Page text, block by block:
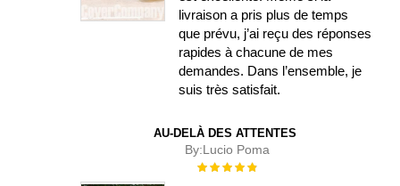
livraison a pris plus de temps
que prévu, j’ai reçu des réponses
rapides à chacune de mes
demandes. Dans l’ensemble, je
suis très satisfait.
AU-DELÀ DES ATTENTES
By:Lucio Poma
Évaluation :